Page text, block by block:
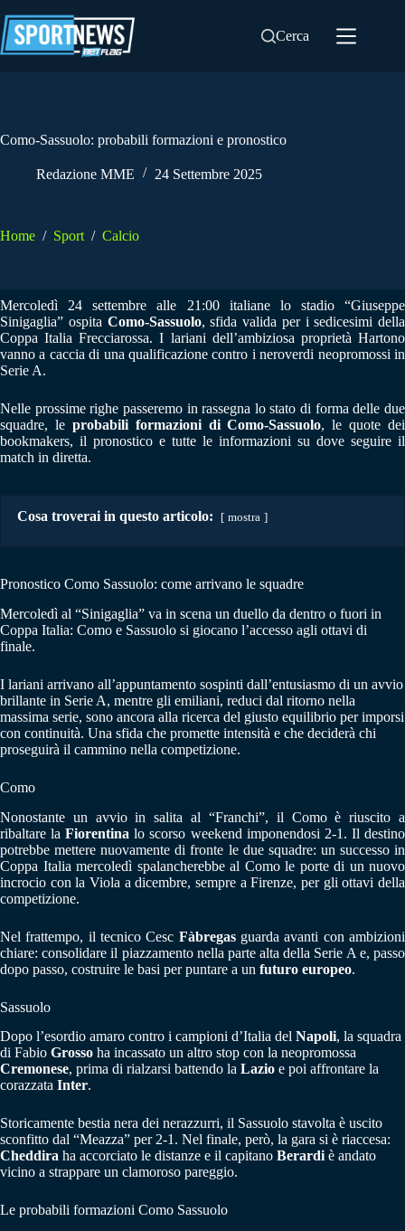
al
contenuto
Cerca
Como-Sassuolo: probabili formazioni e pronostico
Redazione MME 24 Settembre 2025
Home / Sport / Calcio
Mercoledì 24 settembre alle 21:00 italiane lo stadio “Giuseppe
Sinigaglia” ospita Como-Sassuolo, sfida valida per i sedicesimi della
Coppa Italia Frecciarossa. I lariani dell’ambiziosa proprietà Hartono
vanno a caccia di una qualificazione contro i neroverdi neopromossi in
Serie A.
Nelle prossime righe passeremo in rassegna lo stato di forma delle due
squadre, le probabili formazioni di Como-Sassuolo, le quote dei
bookmakers, il pronostico e tutte le informazioni su dove seguire il
match in diretta.
Cosa troverai in questo articolo: mostra
Pronostico Como Sassuolo: come arrivano le squadre
Mercoledì al “Sinigaglia” va in scena un duello da dentro o fuori in
Coppa Italia: Como e Sassuolo si giocano l’accesso agli ottavi di
finale.
I lariani arrivano all’appuntamento sospinti dall’entusiasmo di un avvio
brillante in Serie A, mentre gli emiliani, reduci dal ritorno nella
massima serie, sono ancora alla ricerca del giusto equilibrio per imporsi
con continuità. Una sfida che promette intensità e che deciderà chi
proseguirà il cammino nella competizione.
Como
Nonostante un avvio in salita al “Franchi”, il Como è riuscito a
ribaltare laFiorentina lo scorso weekend imponendosi 2-1. Il destino
potrebbe mettere nuovamente di fronte le due squadre: un successo in
Coppa Italia mercoledì spalancherebbe al Como le porte di un nuovo
incrocio con la Viola a dicembre, sempre a Firenze, per gli ottavi della
competizione.
Nel frattempo, il tecnico Cesc Fàbregasguarda avanti con ambizioni
chiare: consolidare il piazzamento nella parte alta della Serie A e, passo
dopo passo, costruire le basi per puntare a un futuro europeo.
Sassuolo
Dopo l’esordio amaro contro i campioni d’Italia del Napoli, la squadra
di Fabio Grosso ha incassato un altro stop con la neopromossa
Cremonese, prima di rialzarsi battendo la Lazio e poi affrontare la
corazzata Inter.
Storicamente bestia nera dei nerazzurri, il Sassuolo stavolta è uscito
sconfitto dal “Meazza” per 2-1. Nel finale, però, la gara si è riaccesa:
Cheddira ha accorciato le distanze e il capitano Berardi è andato
vicino a strappare un clamoroso pareggio.
Le probabili formazioni Como Sassuolo